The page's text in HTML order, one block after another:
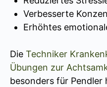
Verbesserte
Erhöhtes
Die Techniker
Übungen zur
besonders für Pendler